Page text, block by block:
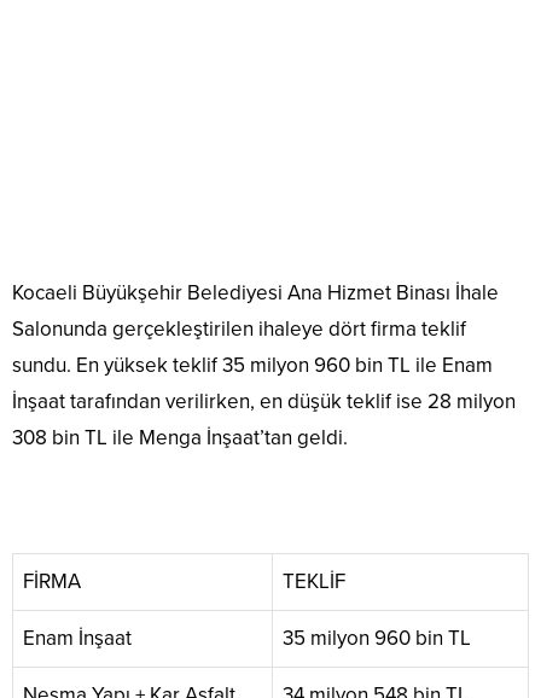
Kocaeli Büyükşehir Belediyesi Ana Hizmet Binası İhale
Salonunda gerçekleştirilen ihaleye dört firma teklif
sundu. En yüksek teklif 35 milyon 960 bin TL ile Enam
İnşaat tarafından verilirken, en düşük teklif ise 28 milyon
308 bin TL ile Menga İnşaat’tan geldi.
FİRMA TEKLİF
Enam İnşaat 35 milyon 960 bin TL